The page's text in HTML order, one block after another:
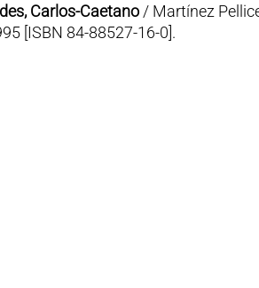
Carlos-Caetano/ Martínez
[ISBN 84-88527-16-0].